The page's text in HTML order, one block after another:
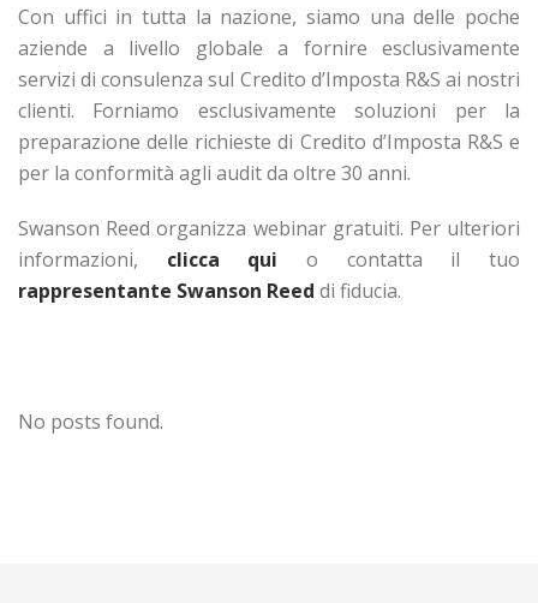
Con uffici in tutta la nazione, siamo una delle poche
aziende a livello globale a fornire esclusivamente
servizi di consulenza sul Credito d’Imposta R&S ai nostri
clienti. Forniamo esclusivamente soluzioni per la
preparazione delle richieste di Credito d’Imposta R&S e
per la conformità agli audit da oltre 30 anni.
Swanson Reed organizza webinar gratuiti. Per ulteriori
informazioni, clicca qui o contatta il tuo
rappresentante Swanson Reed di fiducia.
No posts found.